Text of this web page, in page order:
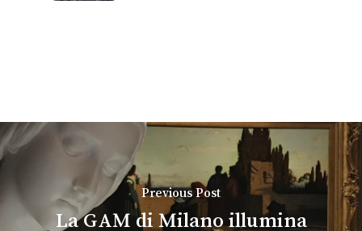
Previous Post
La GAM di Milano illumina